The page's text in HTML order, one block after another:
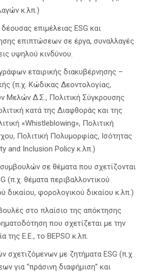
κ.λπ.)
επιμέλειας ESG και
επιπτώσεων σε έργα, συναλλαγές
υψηλού κινδύνου.
εταιρικής διακυβέρνησης –
(π.χ. Κώδικας Δεοντολογίας,
Μελών Δ.Σ., Πολιτική Σύγκρουσης
κατά της Διαφθοράς και της
«Whistleblowing», Πολιτική
Πολιτική Πολυμορφίας, Ισότητας
and Inclusion Policy κ.λπ.)
σε θέματα που σχετίζονται
(π.χ. θέματα περιβαλλοντικού
δικαίου, φορολογικού δικαίου κ.λπ.)
στο πλαίσιο της απόκτησης
που σχετίζεται με την
της Ε.Ε., το BEPSO κ.λπ.
σχετιζόμενων με ζητήματα ESG (π.χ.
για “πράσινη διαφήμιση” και